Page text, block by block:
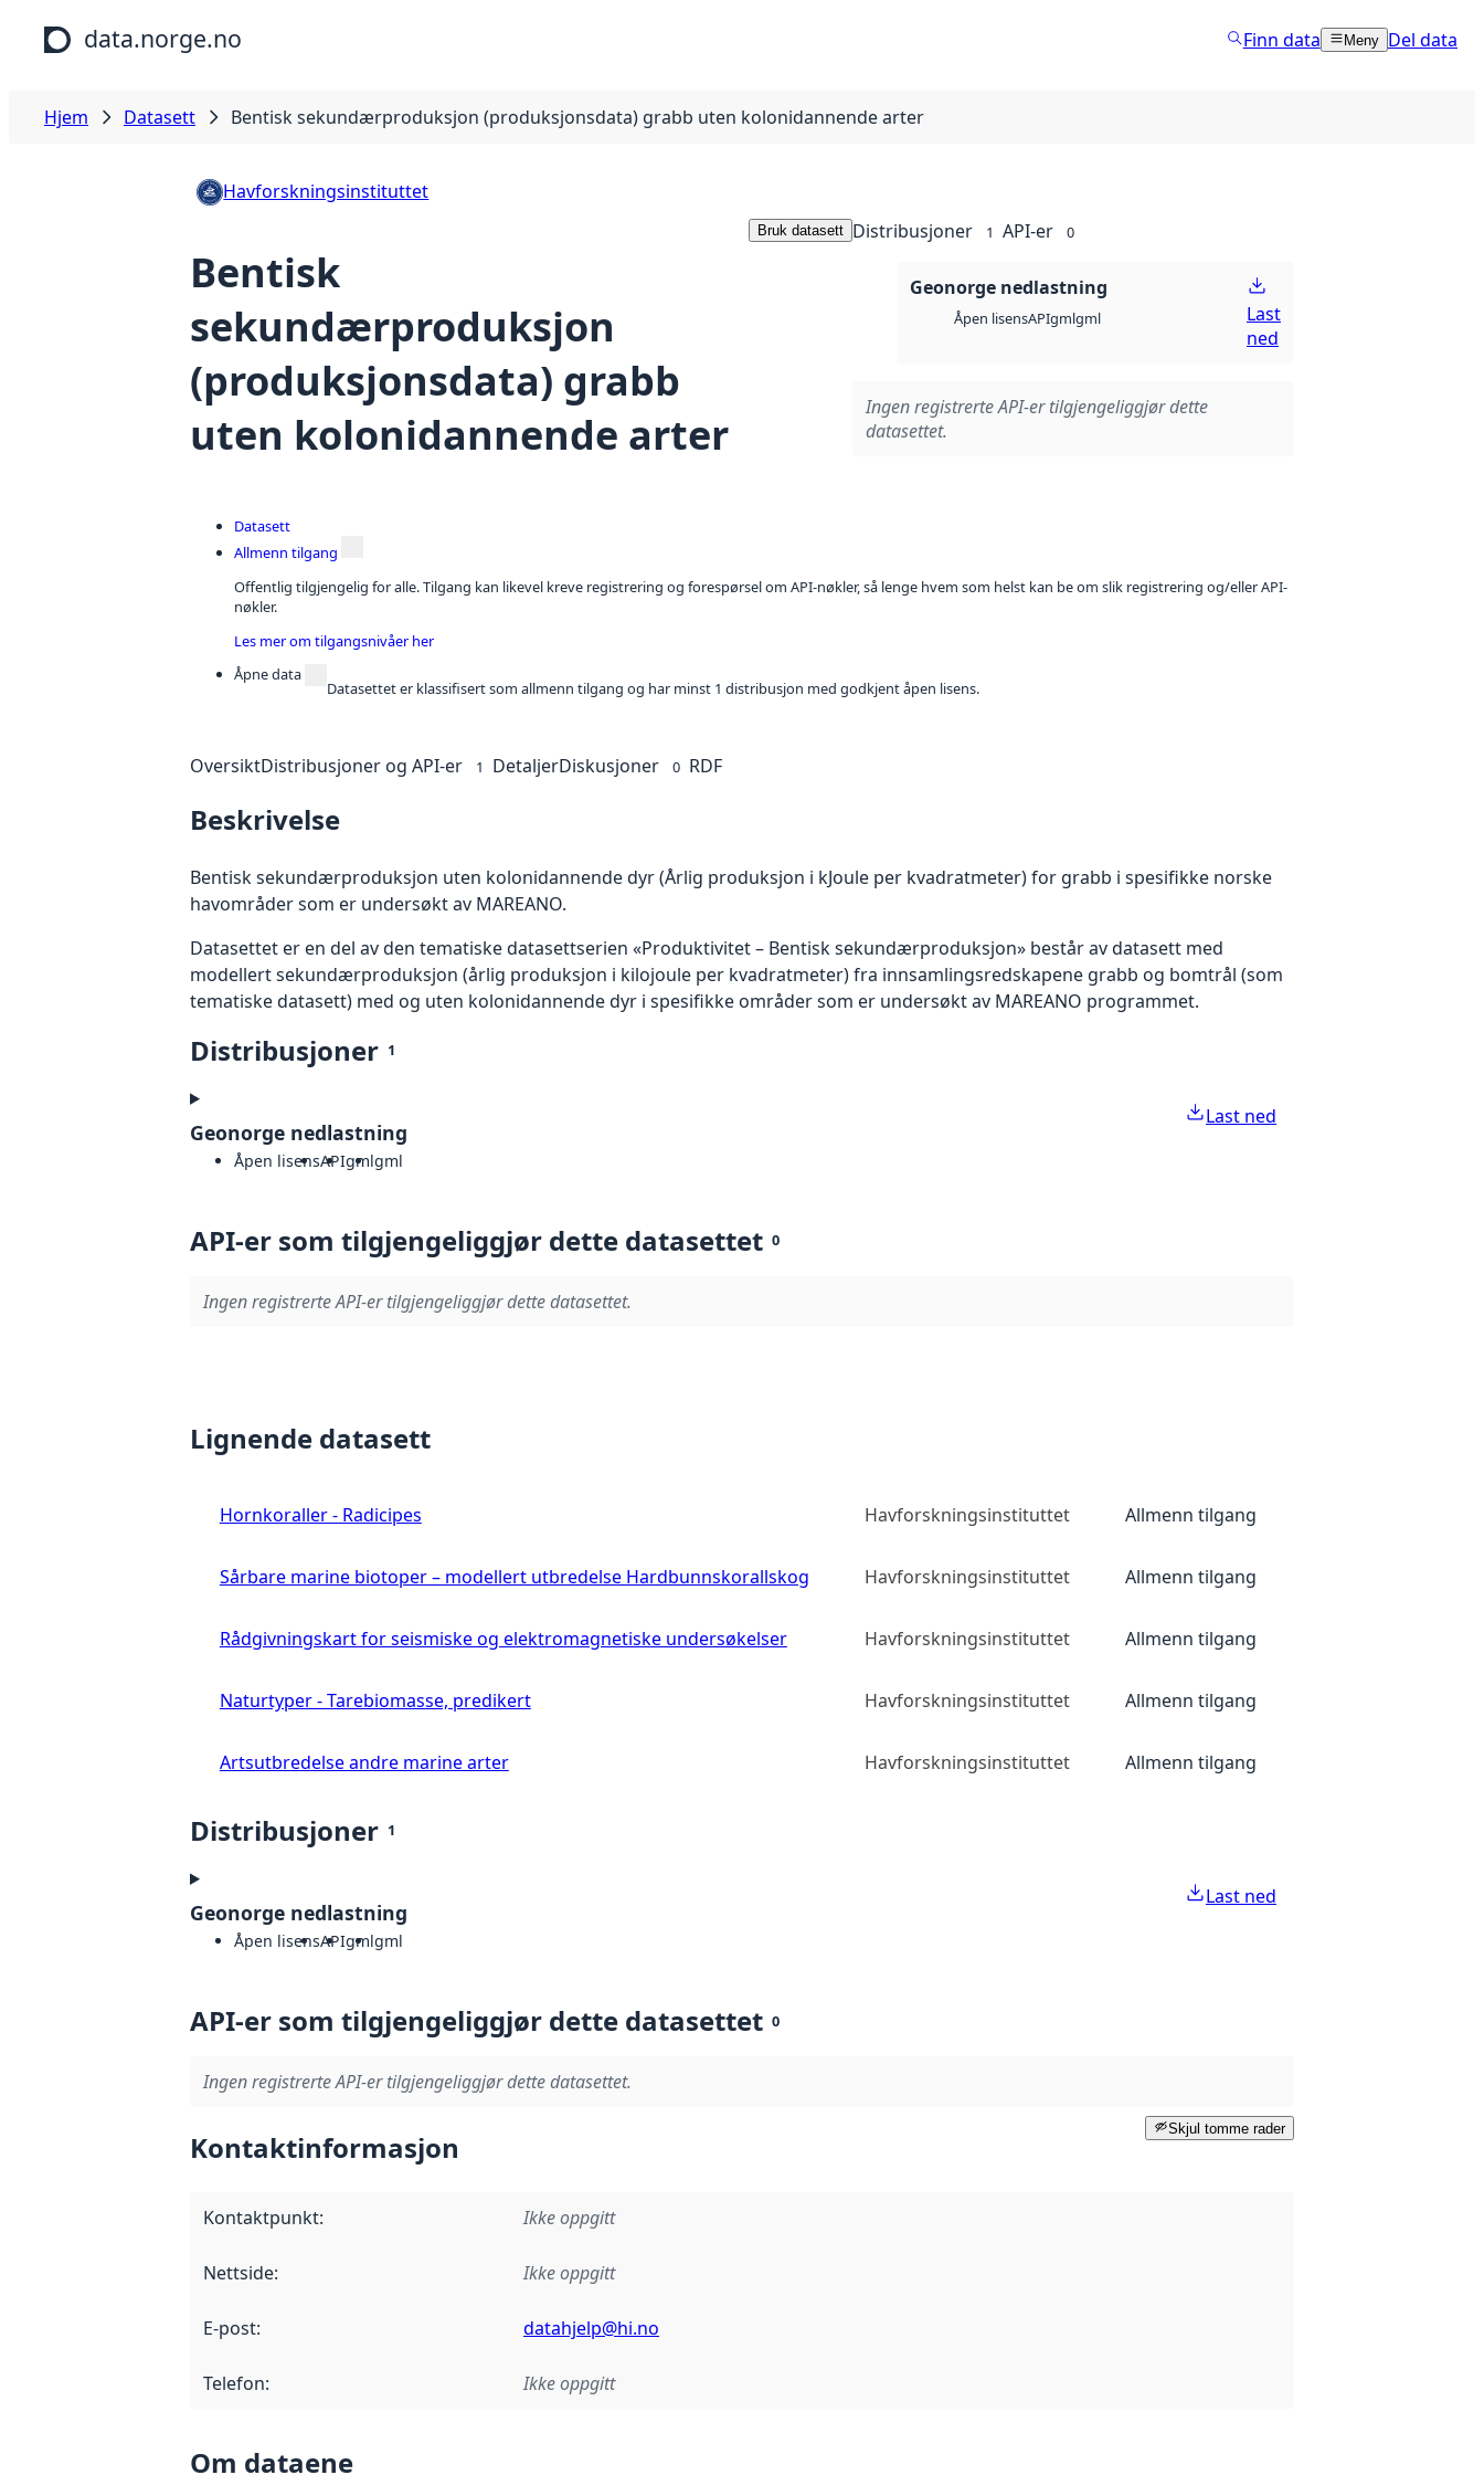
Hopp til hovedinnhold
data.norge.no Finn data Meny Del data
Hjem Datasett Bentisk sekundærproduksjon (produksjonsdata) grabb uten kolonidannende arter
Havforskningsinstituttet
Bentisk
sekundærproduksjon
(produksjonsdata) grabb
uten kolonidannende arter
Bruk datasett Distribusjoner 1 API-er 0
Geonorge nedlastning
Åpen lisensAPIgmlgml
Last
ned
Ingen registrerte API-er tilgjengeliggjør dette
datasettet.
Datasett
Allmenn tilgang
Offentlig tilgjengelig for alle. Tilgang kan likevel kreve registrering og forespørsel om API-nøkler, så lenge hvem som helst kan be om slik registrering og/eller API-
nøkler.
Les mer om tilgangsnivåer her
Åpne data
Datasettet er klassifisert som allmenn tilgang og har minst 1 distribusjon med godkjent åpen lisens.
OversiktDistribusjoner og API-er 1 DetaljerDiskusjoner 0 RDF
Beskrivelse
Bentisk sekundærproduksjon uten kolonidannende dyr (Årlig produksjon i kJoule per kvadratmeter) for grabb i spesifikke norske
havområder som er undersøkt av MAREANO.
Datasettet er en del av den tematiske datasettserien «Produktivitet – Bentisk sekundærproduksjon» består av datasett med
modellert sekundærproduksjon (årlig produksjon i kilojoule per kvadratmeter) fra innsamlingsredskapene grabb og bomtrål (som
tematiske datasett) med og uten kolonidannende dyr i spesifikke områder som er undersøkt av MAREANO programmet.
Distribusjoner 1
Geonorge nedlastning
Åpen lisensAPIgmlgml
Last ned
API-er som tilgjengeliggjør dette datasettet 0
Ingen registrerte API-er tilgjengeliggjør dette datasettet.
Lignende datasett
Hornkoraller - Radicipes Havforskningsinstituttet Allmenn tilgang
Sårbare marine biotoper – modellert utbredelse Hardbunnskorallskog Havforskningsinstituttet Allmenn tilgang
Rådgivningskart for seismiske og elektromagnetiske undersøkelser Havforskningsinstituttet Allmenn tilgang
Naturtyper - Tarebiomasse, predikert Havforskningsinstituttet Allmenn tilgang
Artsutbredelse andre marine arter Havforskningsinstituttet Allmenn tilgang
Distribusjoner 1
Geonorge nedlastning
Åpen lisensAPIgmlgml
Last ned
API-er som tilgjengeliggjør dette datasettet 0
Ingen registrerte API-er tilgjengeliggjør dette datasettet.
Skjul tomme rader
Kontaktinformasjon
Kontaktpunkt: Ikke oppgitt
Nettside: Ikke oppgitt
E-post: datahjelp@hi.no
Telefon: Ikke oppgitt
Om dataene